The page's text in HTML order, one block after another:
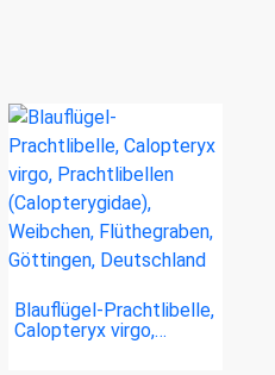
Blauflügel-Prachtlibelle,
Calopteryx virgo,…